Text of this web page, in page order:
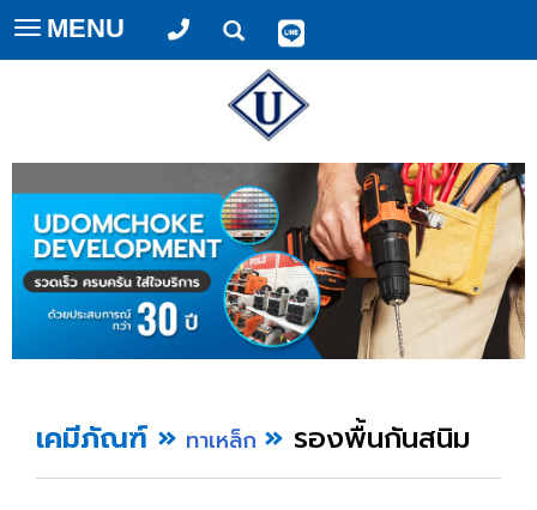
Toggle
navigation
MENU
เคมีภัณฑ์ » ทาเหล็ก » รองพื้นกันสนิม